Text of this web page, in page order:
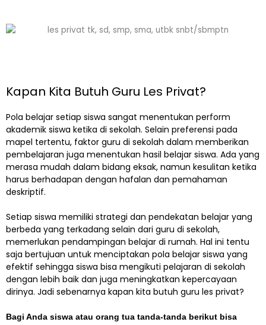
Kapan Kita Butuh Guru Les Privat?
Pola belajar setiap siswa sangat menentukan perform
akademik siswa ketika di sekolah. Selain preferensi pada
mapel tertentu, faktor guru di sekolah dalam memberikan
pembelajaran juga menentukan hasil belajar siswa. Ada yang
merasa mudah dalam bidang eksak, namun kesulitan ketika
harus berhadapan dengan hafalan dan pemahaman
deskriptif.
Setiap siswa memiliki strategi dan pendekatan belajar yang
berbeda yang terkadang selain dari guru di sekolah,
memerlukan pendampingan belajar di rumah. Hal ini tentu
saja bertujuan untuk menciptakan pola belajar siswa yang
efektif sehingga siswa bisa mengikuti pelajaran di sekolah
dengan lebih baik dan juga meningkatkan kepercayaan
dirinya. Jadi sebenarnya kapan kita butuh guru les privat?
Bagi Anda siswa atau orang tua tanda-tanda berikut bisa